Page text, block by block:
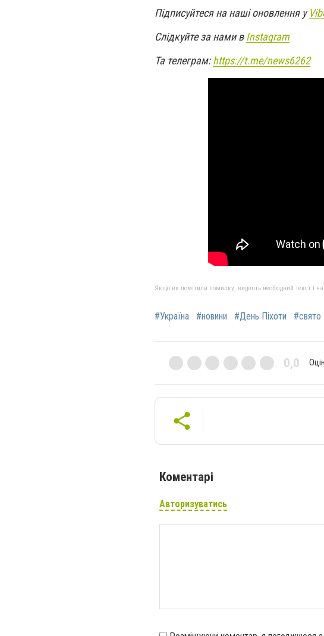
Підписуйтеся на наші оновлення у
Слідкуйте за нами вInstagram
Та телеграм:https://t.me/news6262
Якщо ви помітили помилку, виділіть необхідний текст і
#Україна #новини #День Піхоти #свято
0,0
Коментарі
Авторизуватись